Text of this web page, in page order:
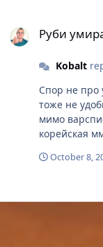
Руби
Kobalt
Спор не про
тоже не
мимо варспиера. Тарисленд, так как я в
корейская
про лилу
October 8,